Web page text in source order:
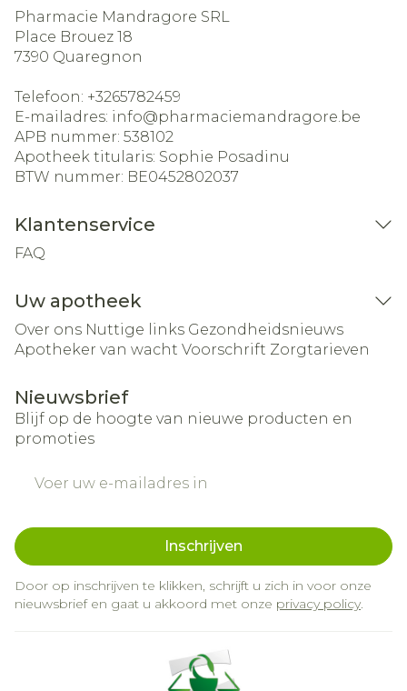
Pharmacie Mandragore SRL
Place Brouez 18
7390 Quaregnon
Telefoon: +3265782459
E-mailadres: info@pharmaciemandragore.be
APB nummer: 538102
Apotheek titularis: Sophie Posadinu
BTW nummer: BE0452802037
Klantenservice
FAQ
Uw apotheek
Over ons Nuttige links Gezondheidsnieuws
Apotheker van wacht Voorschrift Zorgtarieven
Nieuwsbrief
Blijf op de hoogte van nieuwe producten en
promoties
Inschrijven
Door op inschrijven te klikken, schrijft u zich in voor onze
nieuwsbrief en gaat u akkoord met onze privacy policy.